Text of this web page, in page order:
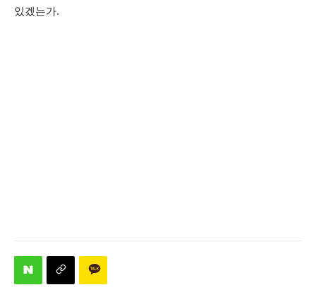
있겠는가.